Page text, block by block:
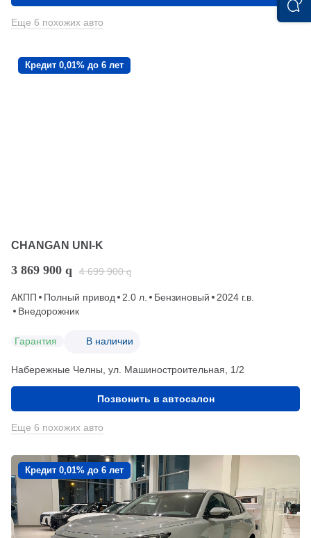
Еще 6 похожих авто
Кредит 0,01% до 6 лет
CHANGAN UNI-K
3 869 900 q 4 699 900 q
АКПП Полный привод 2.0 л. Бензиновый
2024 г.в.
Внедорожник
Гарантия В наличии
Набережные Челны, ул. Машиностроительная, 1/2
Позвонить в автосалон
Еще 6 похожих авто
Кредит 0,01% до 6 лет